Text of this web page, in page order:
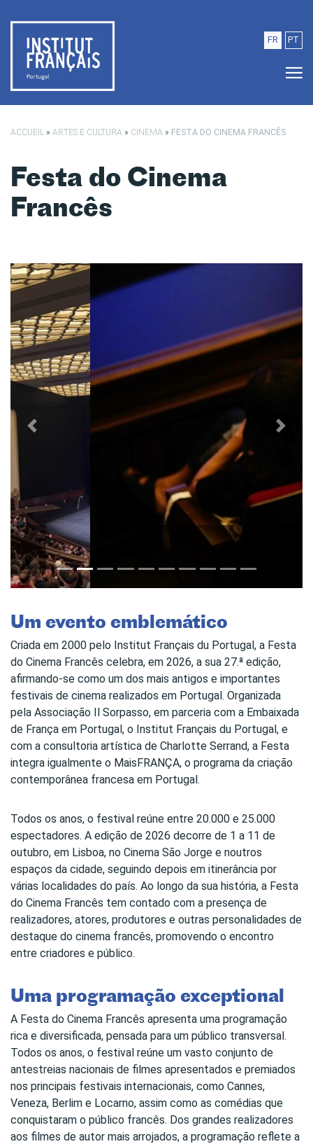
FR PT
ACCUEIL » ARTES E CULTURA » CINEMA » FESTA DO CINEMA FRANCÊS
Festa do Cinema
Francês
Anterior
Um evento emblemático
Criada em 2000 pelo Institut Français du Portugal, a Festa
do Cinema Francês celebra, em 2026, a sua 27.ª edição,
afirmando-se como um dos mais antigos e importantes
festivais de cinema realizados em Portugal. Organizada
pela Associação Il Sorpasso, em parceria com a Embaixada
de França em Portugal, o Institut Français du Portugal, e
com a consultoria artística de Charlotte Serrand, a Festa
integra igualmente o MaisFRANÇA, o programa da criação
contemporânea francesa em Portugal.
Todos os anos, o festival reúne entre 20.000 e 25.000
espectadores. A edição de 2026 decorre de 1 a 11 de
outubro, em Lisboa, no Cinema São Jorge e noutros
espaços da cidade, seguindo depois em itinerância por
várias localidades do país. Ao longo da sua história, a Festa
do Cinema Francês tem contado com a presença de
realizadores, atores, produtores e outras personalidades de
destaque do cinema francês, promovendo o encontro
entre criadores e público.
Uma programação exceptional
A Festa do Cinema Francês apresenta uma programação
rica e diversificada, pensada para um público transversal.
Todos os anos, o festival reúne um vasto conjunto de
antestreias nacionais de filmes apresentados e premiados
nos principais festivais internacionais, como Cannes,
Veneza, Berlim e Locarno, assim como as comédias que
conquistaram o público francês. Dos grandes realizadores
aos filmes de autor mais arrojados, a programação reflete a